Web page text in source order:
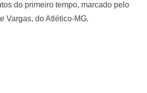
do primeiro tempo, marcado pelo
Vargas, do Atlético-MG.